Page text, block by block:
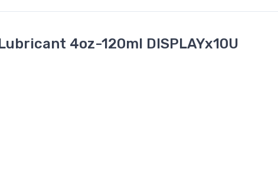
4oz-120ml DISPLAYx10U